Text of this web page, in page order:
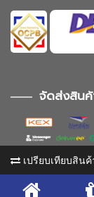
จัดส่งสินค้
เปรียบเทียบสินค้